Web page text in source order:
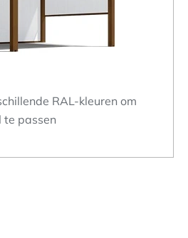
RAL-kleuren om
te passen